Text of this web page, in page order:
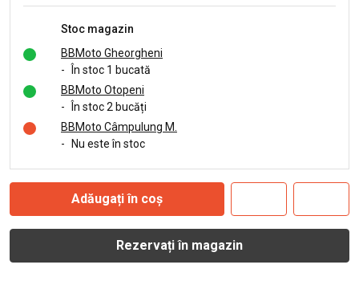
Stoc magazin
BBMoto Gheorgheni
-
În stoc 1 bucată
BBMoto Otopeni
-
În stoc 2 bucăți
BBMoto Câmpulung M.
-
Nu este în stoc
Adăugați în coș
Rezervați în magazin